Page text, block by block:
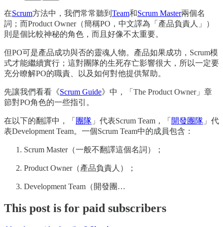
在Scrum方法中，我們常常聽到 Team和Scrum Master兩個名
詞；而Product Owner（簡稱PO，中文譯為「產品負責人」）
則是個比較神秘的角色，而且好像不太重要。
但PO可是產品成功與否的靈魂人物。產品如果成功，Scrum模
式才能繼續實行；這對團隊的生死存亡影響很大，所以一定要
充分瞭解PO的職責、以及如何對他提供幫助。
先讓我們看看《Scrum Guide》中，「The Product Owner」章
節對PO角色的一些指引。
在以下的翻譯中，「 團隊 」代表Scrum Team，「 開發團隊 」代
表Development Team。一個Scrum Team中的成員包含：
Scrum Master（一般不翻譯這個名詞）；
Product Owner（產品負責人）；
Development Team（開發團…
This post is for paid subscribers